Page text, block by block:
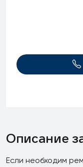
Описание
Если необходим